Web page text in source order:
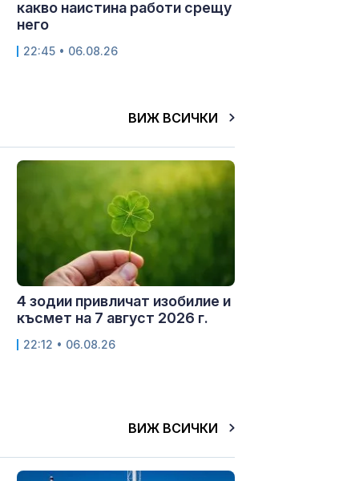
какво наистина работи срещу
него
22:45 • 06.08.26
ВИЖ ВСИЧКИ
4 зодии привличат изобилие и
късмет на 7 август 2026 г.
22:12 • 06.08.26
ВИЖ ВСИЧКИ